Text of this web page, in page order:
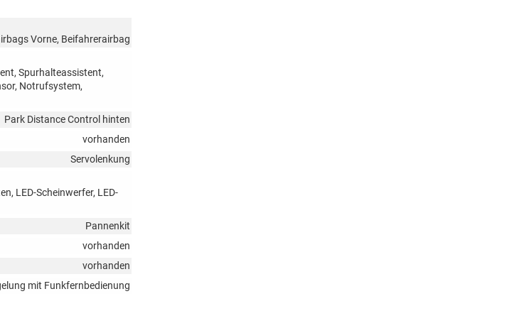
Vorne, Beifahrerairbag
Spurhalteassistent,
Notrufsystem,
Park Distance Control hinten
vorhanden
Servolenkung
LED-Scheinwerfer, LED-
Pannenkit
vorhanden
vorhanden
mit Funkfernbedienung